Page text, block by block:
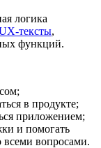
логика
тексты,
функций.
в продукте;
приложением;
и помогать
всеми вопросами.